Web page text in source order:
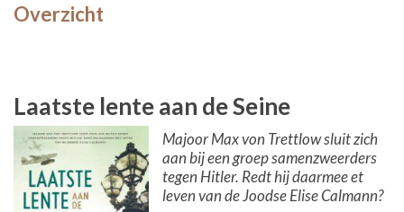
Overzicht
Laatste lente aan de Seine
Majoor Max von Trettlow sluit zich
aan bij een groep samenzweerders
tegen Hitler. Redt hij daarmee et
leven van de Joodse Elise Calmann?